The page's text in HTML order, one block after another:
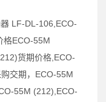
LF-DL-106,ECO-
格ECO-55M
货期价格,ECO-
交期，ECO-55M
55M (212),ECO-